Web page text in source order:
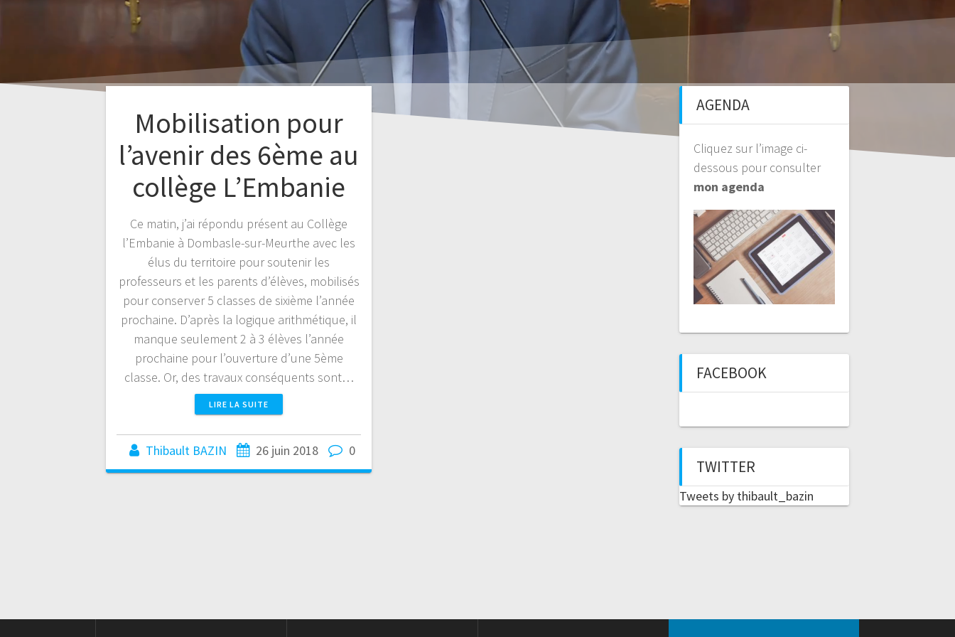
Mobilisation pour
l’avenir des 6ème au
collège L’Embanie
Ce matin, j’ai répondu présent au Collège
l’Embanie à Dombasle-sur-Meurthe avec les
élus du territoire pour soutenir les
professeurs et les parents d’élèves, mobilisés
pour conserver 5 classes de sixième l’année
prochaine. D’après la logique arithmétique, il
manque seulement 2 à 3 élèves l’année
prochaine pour l’ouverture d’une 5ème
classe. Or, des travaux conséquents sont…
LIRE LA SUITE
Thibault BAZIN 26 juin 2018 0
AGENDA
Cliquez sur l’image ci-
dessous pour consulter
mon agenda
FACEBOOK
TWITTER
Tweets by thibault_bazin